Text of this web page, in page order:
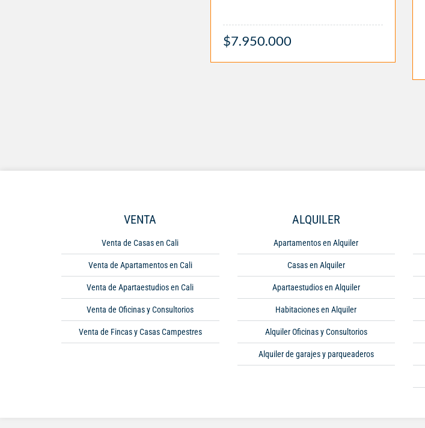
$7.950.000
VENTA
Venta de Casas en Cali
Venta de Apartamentos en Cali
Venta de Apartaestudios en Cali
Venta de Oficinas y Consultorios
Venta de Fincas y Casas Campestres
ALQUILER
Apartamentos en Alquiler
Casas en Alquiler
Apartaestudios en Alquiler
Habitaciones en Alquiler
Alquiler Oficinas y Consultorios
Alquiler de garajes y parqueaderos